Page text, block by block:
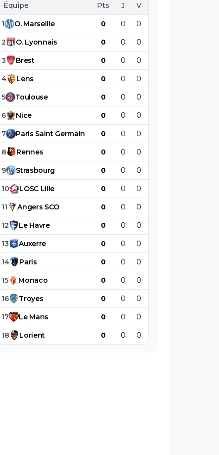
Équipe Pts J V
1 O. Marseille 0 0 0
2 O. Lyonnais 0 0 0
3 Brest 0 0 0
4 Lens 0 0 0
5 Toulouse 0 0 0
6 Nice 0 0 0
7 Paris Saint Germain 0 0 0
8 Rennes 0 0 0
9 Strasbourg 0 0 0
10 LOSC Lille 0 0 0
11 Angers SCO 0 0 0
12 Le Havre 0 0 0
13 Auxerre 0 0 0
14 Paris 0 0 0
15 Monaco 0 0 0
16 Troyes 0 0 0
17 Le Mans 0 0 0
18 Lorient 0 0 0